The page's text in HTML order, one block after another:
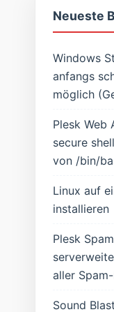
Neueste
Windows
anfangs
möglich
Plesk Web
secure
von /bin/
Linux auf
installieren
Plesk
aller
Sound